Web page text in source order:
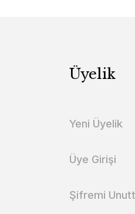
Üyelik
Yeni Üyelik
Üye Girişi
Şifremi